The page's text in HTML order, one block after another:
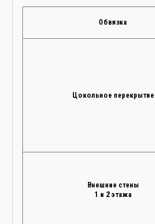
Обвязка
Цокольное перекрытие
Внешние стены
1 и 2 этажа